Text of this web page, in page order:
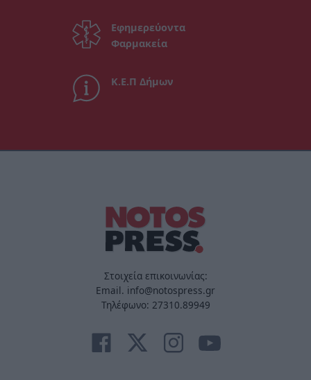
Εφημερεύοντα
Φαρμακεία
Κ.Ε.Π Δήμων
Στοιχεία επικοινωνίας:
Email. info@notospress.gr
Τηλέφωνο: 27310.89949